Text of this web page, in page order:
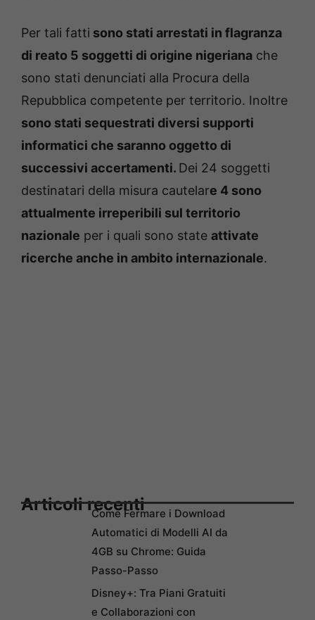
Per tali fatti sono stati arrestati in flagranza
di reato 5 soggetti di origine nigeriana che
sono stati denunciati alla Procura della
Repubblica competente per territorio. Inoltre
sono stati sequestrati diversi supporti
informatici che saranno oggetto di
successivi accertamenti. Dei 24 soggetti
destinatari della misura cautelare 4 sono
attualmente irreperibili sul territorio
nazionale per i quali sono state attivate
ricerche anche in ambito internazionale.
Articoli recentiCome Fermare i Download
Automatici di Modelli AI da
4GB su Chrome: Guida
Passo-Passo
Disney+: Tra Piani Gratuiti
e Collaborazioni con